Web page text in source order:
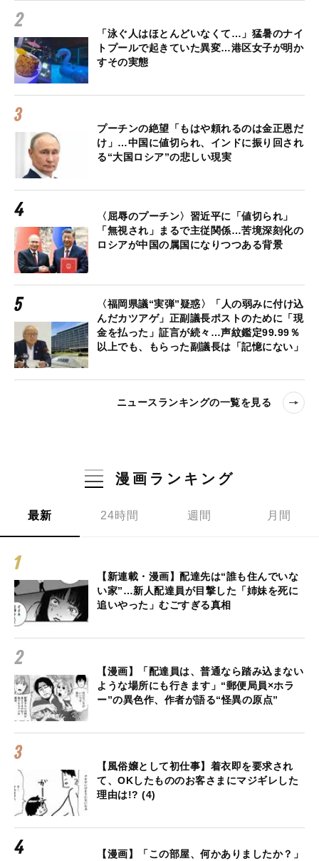
「泳ぐ人はほとんどいなくて…」猛暑のナイ
トプールで起きていた異変…港区女子が明か
すその実態
プーチンの絶望「もはや頼れるのは金正恩だ
け」…中国に値切られ、インドに振り回され
る“大国ロシア”の悲しい現実
〈屈辱のプーチン〉習近平に「値切られ」
「無視され」まるで主従関係…苦境深刻化の
ロシアが中国の属国になりつつある背景
〈福岡県議“実弾”疑惑〉「人の弱みに付け込
んだカツアゲ」正副議長ポストのために「現
金を払った」証言が続々…声紋鑑定99.99％
以上でも、もらった副議長は「記憶にない」
ニュースランキングの一覧を見る
漫画ランキング
最新 24時間 週間 月間
【新連載・漫画】配達先は“誰も住んでいな
い家”…新人配達員が目撃した「姉妹を死に
追いやった」むごすぎる真相
【漫画】「配達員は、普通なら踏み込まない
ような場所にも行きます」“郵便局員×ホラ
ー”の異色作、作者が語る“怪異の原点”
【風俗嬢として初仕事】着衣即を要求され
て、OKしたもののお客さまにマジギレした
理由は!? (4)
【漫画】「この部屋、何かありましたか？」